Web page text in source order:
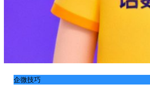
企微技巧